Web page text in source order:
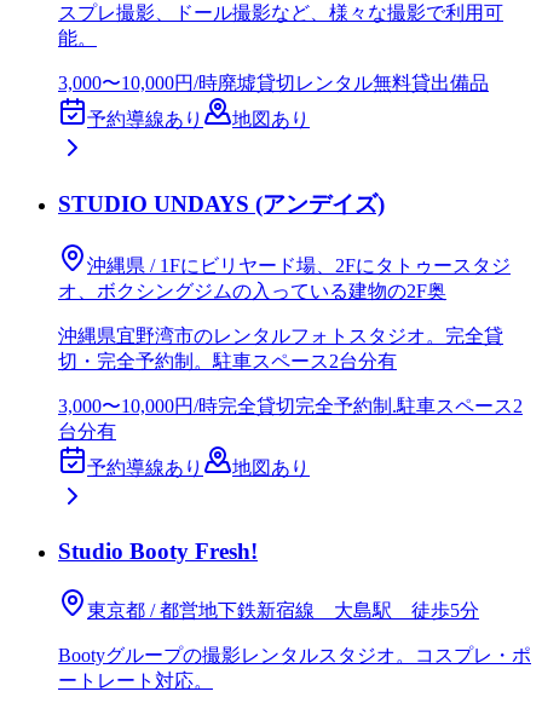
スプレ撮影、ドール撮影など、様々な撮影で利用可
能。
3,000〜10,000円/時廃墟貸切レンタル無料貸出備品
予約導線あり
地図あり
STUDIO UNDAYS (アンデイズ)
沖縄県 / 1Fにビリヤード場、2Fにタトゥースタジ
オ、ボクシングジムの入っている建物の2F奥
沖縄県宜野湾市のレンタルフォトスタジオ。完全貸
切・完全予約制。駐車スペース2台分有
3,000〜10,000円/時完全貸切完全予約制.駐車スペース2
台分有
予約導線あり
地図あり
Studio Booty Fresh!
東京都 / 都営地下鉄新宿線 大島駅 徒歩5分
Bootyグループの撮影レンタルスタジオ。コスプレ・ポ
ートレート対応。